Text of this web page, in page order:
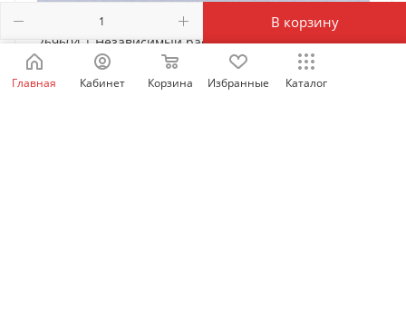
В корзину
269604 | Независимый расцепитель SHT22-M8 AC
220-240В для NM8N-250/400/630, Chint
Есть в наличии: 1064
Главная Кабинет Корзина Избранные Каталог